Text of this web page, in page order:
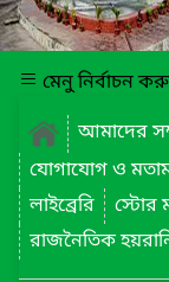
মেনু নির্বাচন
আমাদের
যোগাযোগ ও
লাইব্রেরি
স্টোর
রাজনৈতিক